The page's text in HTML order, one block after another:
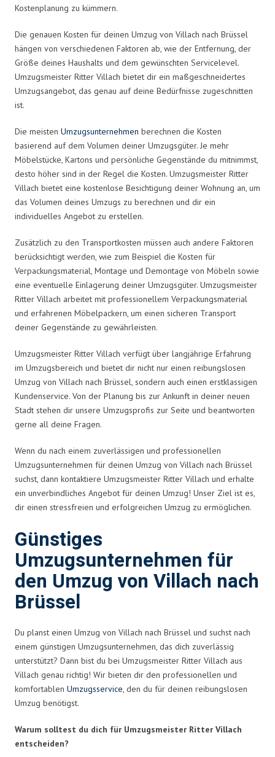
Kostenplanung zu kümmern.
Die genauen Kosten für deinen Umzug von Villach nach Brüssel
hängen von verschiedenen Faktoren ab, wie der Entfernung, der
Größe deines Haushalts und dem gewünschten Servicelevel.
Umzugsmeister Ritter Villach bietet dir ein maßgeschneidertes
Umzugsangebot, das genau auf deine Bedürfnisse zugeschnitten
ist.
Die meisten Umzugsunternehmen berechnen die Kosten
basierend auf dem Volumen deiner Umzugsgüter. Je mehr
Möbelstücke, Kartons und persönliche Gegenstände du mitnimmst,
desto höher sind in der Regel die Kosten. Umzugsmeister Ritter
Villach bietet eine kostenlose Besichtigung deiner Wohnung an, um
das Volumen deines Umzugs zu berechnen und dir ein
individuelles Angebot zu erstellen.
Zusätzlich zu den Transportkosten müssen auch andere Faktoren
berücksichtigt werden, wie zum Beispiel die Kosten für
Verpackungsmaterial, Montage und Demontage von Möbeln sowie
eine eventuelle Einlagerung deiner Umzugsgüter. Umzugsmeister
Ritter Villach arbeitet mit professionellem Verpackungsmaterial
und erfahrenen Möbelpackern, um einen sicheren Transport
deiner Gegenstände zu gewährleisten.
Umzugsmeister Ritter Villach verfügt über langjährige Erfahrung
im Umzugsbereich und bietet dir nicht nur einen reibungslosen
Umzug von Villach nach Brüssel, sondern auch einen erstklassigen
Kundenservice. Von der Planung bis zur Ankunft in deiner neuen
Stadt stehen dir unsere Umzugsprofis zur Seite und beantworten
gerne all deine Fragen.
Wenn du nach einem zuverlässigen und professionellen
Umzugsunternehmen für deinen Umzug von Villach nach Brüssel
suchst, dann kontaktiere Umzugsmeister Ritter Villach und erhalte
ein unverbindliches Angebot für deinen Umzug! Unser Ziel ist es,
dir einen stressfreien und erfolgreichen Umzug zu ermöglichen.
Günstiges
Umzugsunternehmen für
den Umzug von Villach nach
Brüssel
Du planst einen Umzug von Villach nach Brüssel und suchst nach
einem günstigen Umzugsunternehmen, das dich zuverlässig
unterstützt? Dann bist du bei Umzugsmeister Ritter Villach aus
Villach genau richtig! Wir bieten dir den professionellen und
komfortablen Umzugsservice, den du für deinen reibungslosen
Umzug benötigst.
Warum solltest du dich für Umzugsmeister Ritter Villach
entscheiden?